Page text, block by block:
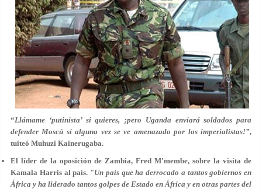
“Llámame ‘putinista’ si quieres, ¡pero Uganda enviará soldados para
defender Moscú si alguna vez se ve amenazado por los imperialistas!”,
tuiteó Muhuzi Kainerugaba.
El líder de la oposición de Zambia, Fred M'membe, sobre la visita de
Kamala Harris al país. "Un país que ha derrocado a tantos gobiernos en
África y ha liderado tantos golpes de Estado en África y en otras partes del